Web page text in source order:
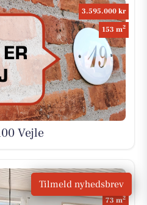
3.595.000 kr
153 m2
Vejle
1.545.000 kr
73 m2
Tilmeld nyhedsbrev